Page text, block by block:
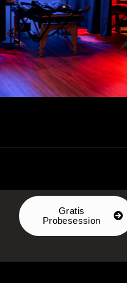
Gratis
Probesession